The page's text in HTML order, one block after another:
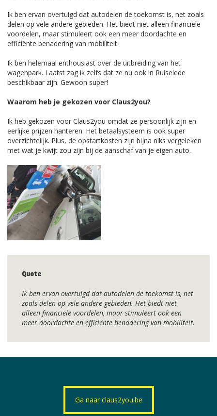
Ik ben ervan overtuigd dat autodelen de toekomst is, net zoals
delen op vele andere gebieden. Het biedt niet alleen financiële
voordelen, maar stimuleert ook een meer doordachte en
efficiënte benadering van mobiliteit.
Ik ben helemaal enthousiast over de uitbreiding van het
wagenpark. Laatst zag ik zelfs dat ze nu ook in Ruiselede
beschikbaar zijn. Gewoon super!
Waarom heb je gekozen voor Claus2you?
Ik heb gekozen voor Claus2you omdat ze persoonlijk zijn en
eerlijke prijzen hanteren. Het betaalsysteem is ook super
overzichtelijk. Plus, de opstartkosten zijn bijna niks vergeleken
met wat je kwijt zou zijn bij de aanschaf van je eigen auto.
Quote
Ik ben ervan overtuigd dat autodelen de toekomst is, net
zoals delen op vele andere gebieden. Het biedt niet
alleen financiële voordelen, maar stimuleert ook een
meer doordachte en efficiënte benadering van mobiliteit.
Ga naar claus2you.be